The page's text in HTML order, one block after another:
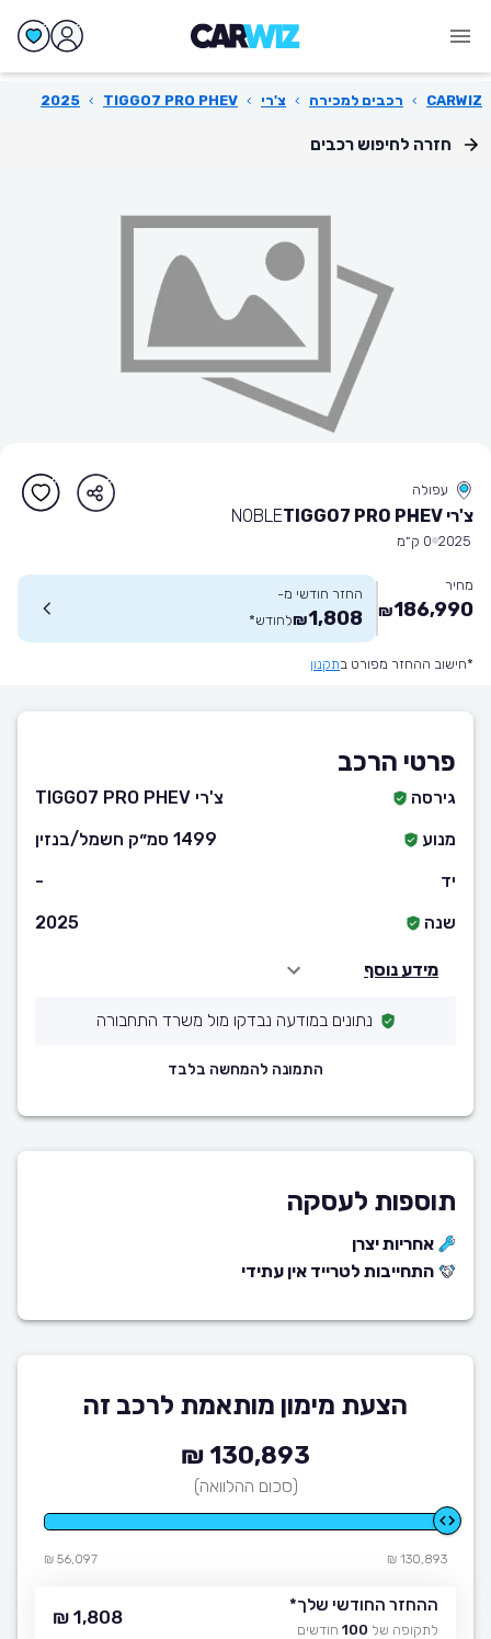
CARWIZ
› רכבים למכירה › צ'רי ›
TIGGO7 PRO PHEV
›
2025
חזרה לחיפוש רכבים
עפולה
צ'רי TIGGO7 PRO PHEV NOBLE
2025 0 ק״מ
מחיר
186,990
₪
החזר חודשי מ-
1,808
₪לחודש*
*חישוב ההחזר מפורט בתקנון
פרטי הרכב
גירסה
צ'רי TIGGO7 PRO PHEV
מנוע
1499 סמ״ק חשמל/בנזין
יד
-
שנה
2025
מידע נוסף
נתונים במודעה נבדקו מול משרד התחבורה
התמונה להמחשה בלבד
תוספות לעסקה
אחריות יצרן
התחייבות לטרייד אין עתידי
הצעת מימון מותאמת לרכב זה
130,893 ₪
(סכום ההלוואה)
130,893 ₪
56,097 ₪
ההחזר החודשי שלך*
לתקופה של 100 חודשים
1,808 ₪